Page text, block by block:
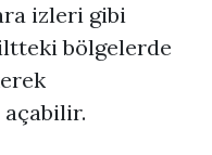
izleri gibi
bölgelerde